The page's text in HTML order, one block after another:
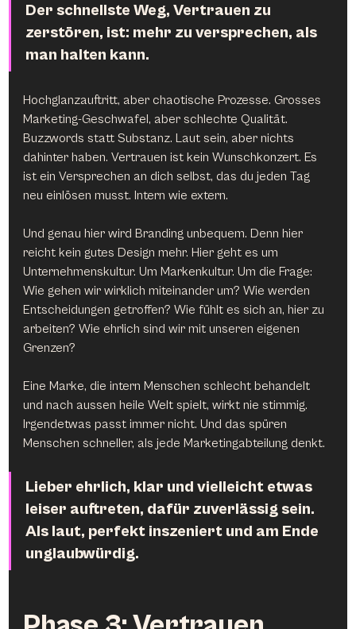
Der schnellste Weg, Vertrauen zu
zerstören, ist: mehr zu versprechen, als
man halten kann.
Hochglanzauftritt, aber chaotische Prozesse. Grosses
Marketing-Geschwafel, aber schlechte Qualität.
Buzzwords statt Substanz. Laut sein, aber nichts
dahinter haben. Vertrauen ist kein Wunschkonzert. Es
ist ein Versprechen an dich selbst, das du jeden Tag
neu einlösen musst. Intern wie extern.
Und genau hier wird Branding unbequem. Denn hier
reicht kein gutes Design mehr. Hier geht es um
Unternehmenskultur. Um Markenkultur. Um die Frage:
Wie gehen wir wirklich miteinander um? Wie werden
Entscheidungen getroffen? Wie fühlt es sich an, hier zu
arbeiten? Wie ehrlich sind wir mit unseren eigenen
Grenzen?
Eine Marke, die intern Menschen schlecht behandelt
und nach aussen heile Welt spielt, wirkt nie stimmig.
Irgendetwas passt immer nicht. Und das spüren
Menschen schneller, als jede Marketingabteilung denkt.
Lieber ehrlich, klar und vielleicht etwas
leiser auftreten, dafür zuverlässig sein.
Als laut, perfekt inszeniert und am Ende
unglaubwürdig.